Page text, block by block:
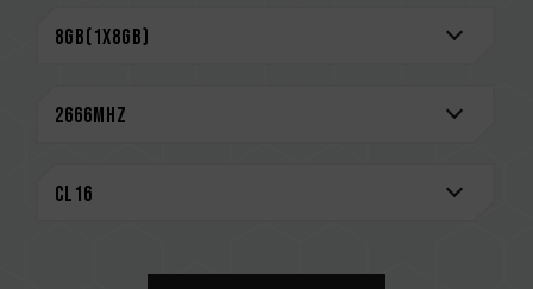
支援 XMP 2.0 一鍵超頻
解。